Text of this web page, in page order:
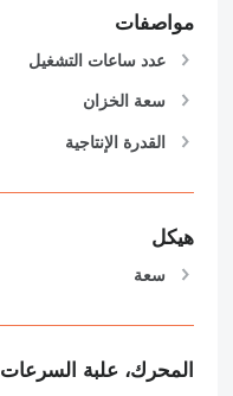
مواصفات
عدد ساعات التشغيل
سعة الخزان
القدرة الإنتاجية
هيكل
سعة
المحرك، علبة السرعات